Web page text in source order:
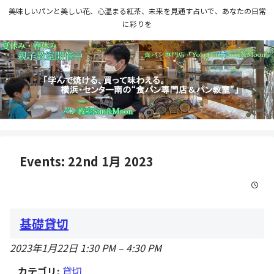
美味しいパンと美しい花、心温まる紅茶、未来を見通す占いで、あなたの日常
に彩りを
Events: 22nd 1月 2023
基礎貸切
2023年1月22日 1:30 PM– 4:30 PM